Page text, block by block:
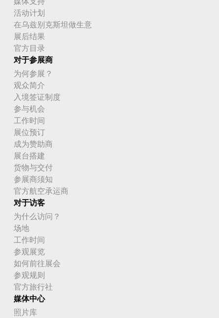
活动计划
在乌兹别克斯坦做生意
展后结果
官方目录
对于参展商
为何参展？
观众简介
入境签证制度
参与机会
工作时间
展位预订
成为赞助商
展台搭建
货物与交付
参展商须知
官方航空承运商
对于访客
为什么访问？
场地
工作时间
参观展览
如何前往展会
参观规则
官方旅行社
媒体中心
照片库